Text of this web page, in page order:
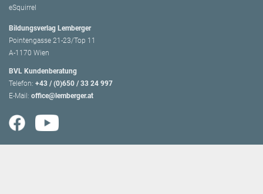
eSquirrel
Bildungsverlag Lemberger
Pointengasse 21-23/Top 11
A-1170 Wien
BVL Kundenberatung
Telefon: +43 / (0)650 / 33 24 997
E-Mail: office@lemberger.at